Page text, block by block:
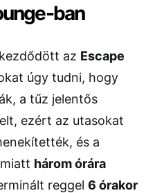
ban
kezdődött az Escape
úgy tudni, hogy
a tűz jelentős
ezért az utasokat
és a
három órára
reggel 6 órakor